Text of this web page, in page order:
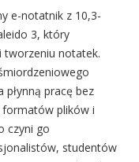
e-notatnik z 10,3-
3, który
tworzeniu notatek.
pracę bez
formatów plików i
czyni go
studentów